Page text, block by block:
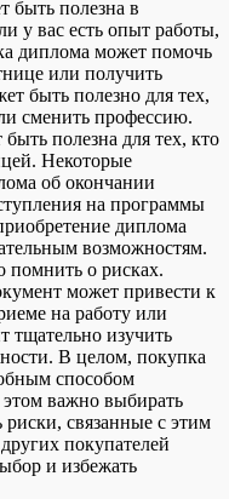
быть полезна в
у вас есть опыт работы,
диплома может помочь
или получить
быть полезно для тех,
сменить профессию.
полезна для тех, кто
Некоторые
об окончании
на программы
диплома
возможностям.
помнить о рисках.
может привести к
на работу или
тщательно изучить
В целом, покупка
способом
важно выбирать
связанные с этим
покупателей
и избежать